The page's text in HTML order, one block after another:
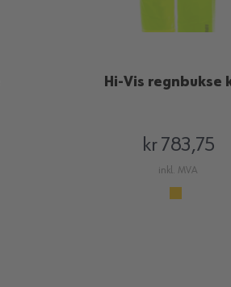
Hi-Vis regnbukse
kr 783,75
inkl. MVA